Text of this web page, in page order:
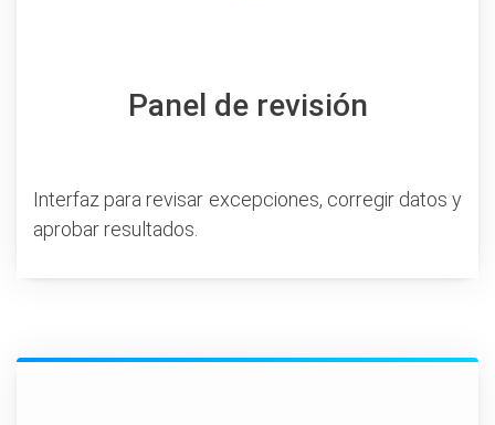
Panel de revisión
Interfaz para revisar excepciones, corregir datos y
aprobar resultados.